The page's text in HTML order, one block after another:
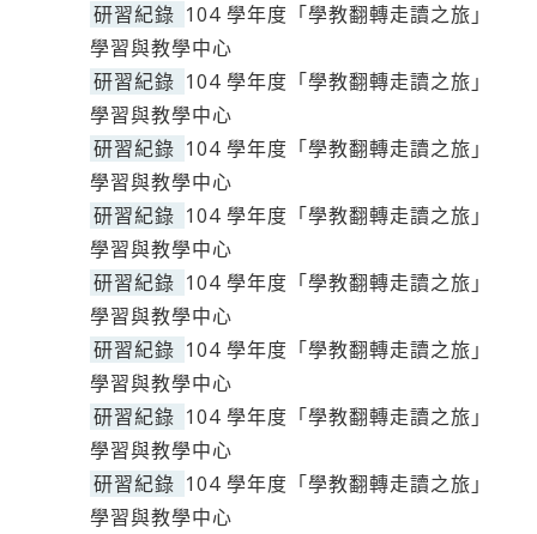
研習紀錄 104 學年度「學教翻轉走讀之旅」
學習與教學中心
研習紀錄 104 學年度「學教翻轉走讀之旅」
學習與教學中心
研習紀錄 104 學年度「學教翻轉走讀之旅」
學習與教學中心
研習紀錄 104 學年度「學教翻轉走讀之旅」
學習與教學中心
研習紀錄 104 學年度「學教翻轉走讀之旅」
學習與教學中心
研習紀錄 104 學年度「學教翻轉走讀之旅」
學習與教學中心
研習紀錄 104 學年度「學教翻轉走讀之旅」
學習與教學中心
研習紀錄 104 學年度「學教翻轉走讀之旅」
學習與教學中心